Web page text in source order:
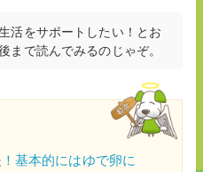
活をサポートしたい！とお
まで読んでみるのじゃぞ。
基本的にはゆで卵に